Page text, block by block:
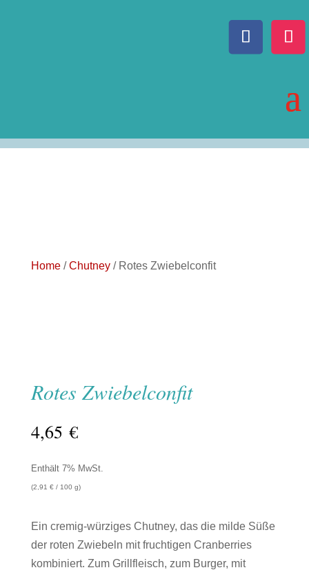
Home/Chutney/ Rotes Zwiebelconfit
Rotes Zwiebelconfit
4,65 €
Enthält 7% MwSt.
(2,91 €/ 100 g)
Ein cremig-würziges Chutney, das die milde Süße
der roten Zwiebeln mit fruchtigen Cranberries
kombiniert. Zum Grillfleisch, zum Burger, mit